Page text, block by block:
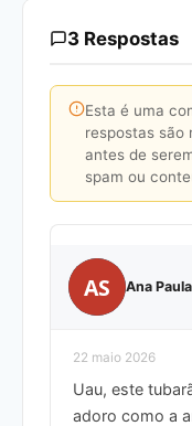
3 Respostas
Esta é uma
respostas são
antes de
spam ou
AS Ana
22 maio 2026
Uau, este
adoro como a